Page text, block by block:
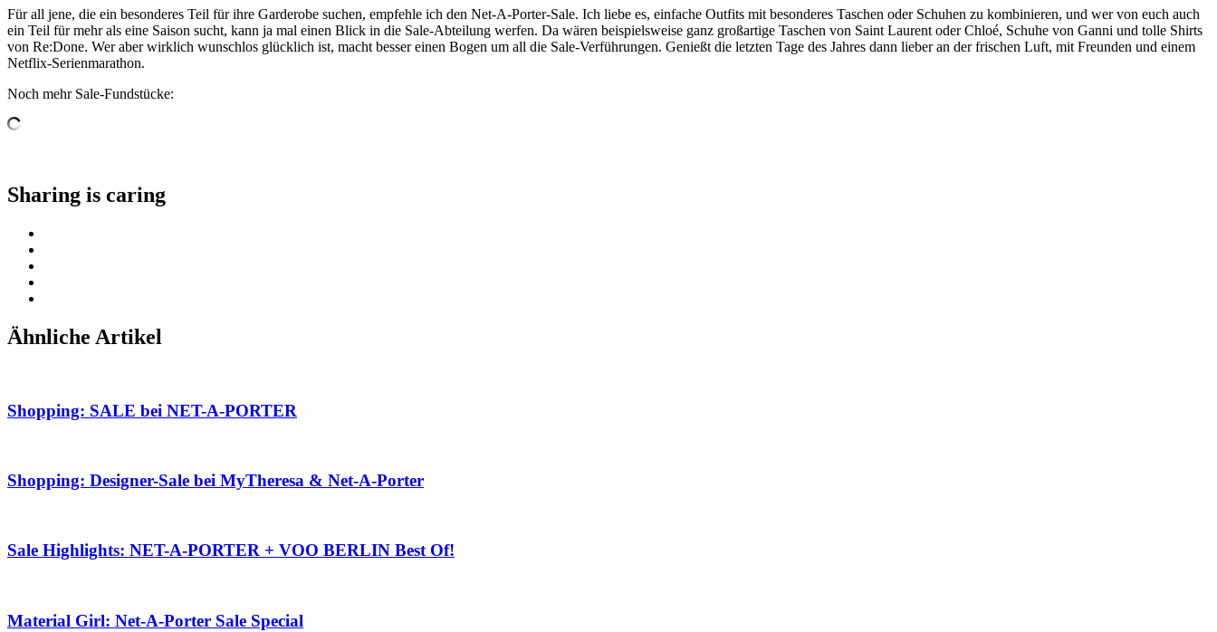
Für all jene, die ein besonderes Teil für ihre Garderobe suchen, empfehle ich den Net-A-Porter-Sale. Ich liebe es, einfache Outfits mit besonderes Taschen oder Schuhen zu kombinieren, und wer von euch auch
ein Teil für mehr als eine Saison sucht, kann ja mal einen Blick in die Sale-Abteilung werfen. Da wären beispielsweise ganz großartige Taschen von Saint Laurent oder Chloé, Schuhe von Ganni und tolle Shirts
von Re:Done. Wer aber wirklich wunschlos glücklich ist, macht besser einen Bogen um all die Sale-Verführungen. Genießt die letzten Tage des Jahres dann lieber an der frischen Luft, mit Freunden und einem
Netflix-Serienmarathon.
Noch mehr Sale-Fundstücke:
Sharing is caring
Ähnliche Artikel
Shopping: SALE bei NET-A-PORTER
Shopping: Designer-Sale bei MyTheresa & Net-A-Porter
Sale Highlights: NET-A-PORTER + VOO BERLIN Best Of!
Material Girl: Net-A-Porter Sale Special